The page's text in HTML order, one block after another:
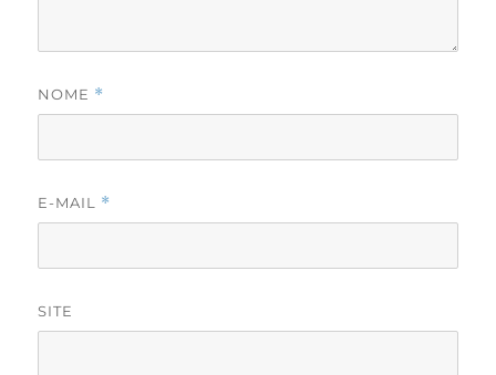
NOME *
E-MAIL *
SITE